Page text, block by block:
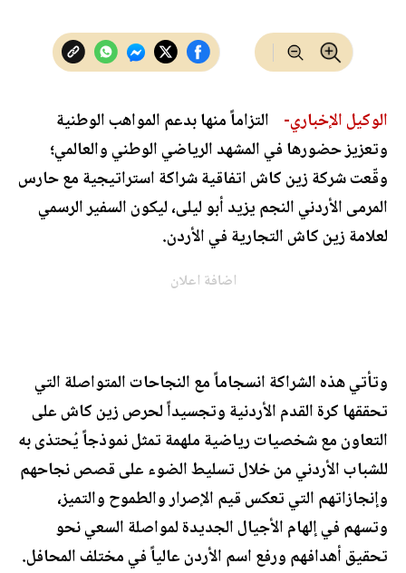
الوكيل الإخباري- التزاماً منها بدعم المواهب الوطنية
وتعزيز حضورها في المشهد الرياضي الوطني والعالمي؛
وقّعت شركة زين كاش اتفاقية شراكة استراتيجية مع حارس
المرمى الأردني النجم يزيد أبو ليلى، ليكون السفير الرسمي
لعلامة زين كاش التجارية في الأردن.
اضافة اعلان
وتأتي هذه الشراكة انسجاماً مع النجاحات المتواصلة التي
تحققها كرة القدم الأردنية وتجسيداً لحرص زين كاش على
التعاون مع شخصيات رياضية ملهمة تمثل نموذجاً يُحتذى به
للشباب الأردني من خلال تسليط الضوء على قصص نجاحهم
وإنجازاتهم التي تعكس قيم الإصرار والطموح والتميز،
وتسهم في إلهام الأجيال الجديدة لمواصلة السعي نحو
تحقيق أهدافهم ورفع اسم الأردن عالياً في مختلف المحافل.